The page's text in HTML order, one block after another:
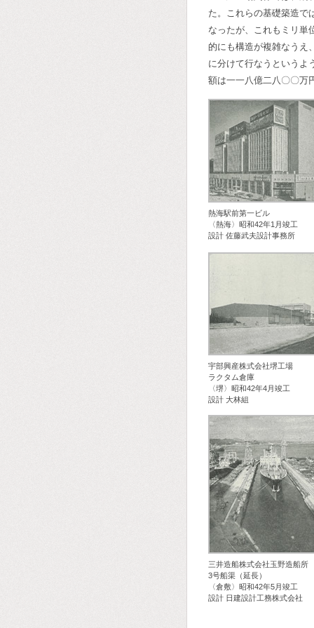
た。これらの基礎築造で
なったが、これもミリ単
的にも構造が複雑なうえ
に分けて行なうというよ
額は一一八億二八〇〇万
熱海駅前第一ビル
〈熱海〉昭和42年1月竣工
設計 佐藤武夫設計事務所
宇部興産株式会社堺工場
ラクタム倉庫
〈堺〉昭和42年4月竣工
設計 大林組
三井造船株式会社玉野造船所
3号船渠（延長）
〈倉敷〉昭和42年5月竣工
設計 日建設計工務株式会社